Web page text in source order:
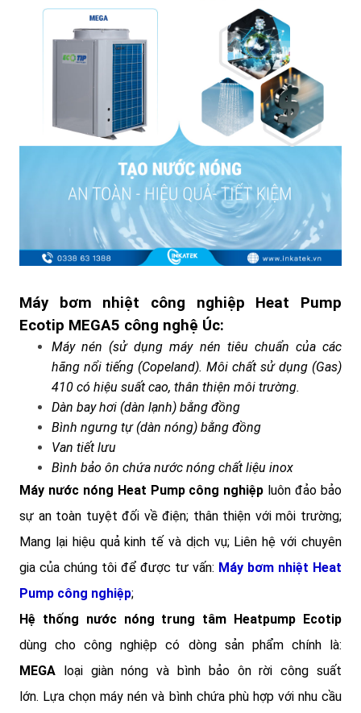
Máy bơm nhiệt công nghiệp Heat Pump
Ecotip MEGA5 công nghệ Úc:
Máy nén (sử dụng máy nén tiêu chuẩn của các
hãng nổi tiếng (Copeland). Môi chất sử dụng (Gas)
410 có hiệu suất cao, thân thiện môi trường.
Dàn bay hơi (dàn lạnh) bằng đồng
Bình ngưng tự (dàn nóng) bằng đồng
Van tiết lưu
Bình bảo ôn chứa nước nóng chất liệu inox
Máy nước nóng Heat Pump công nghiệp luôn đảo bảo
sự an toàn tuyệt đối về điện; thân thiện với môi trường;
Mang lại hiệu quả kinh tế và dịch vụ; Liên hệ với chuyên
gia của chúng tôi để được tư vấn: Máy bơm nhiệt Heat
Pump công nghiệp;
Hệ thống nước nóng trung tâm Heatpump Ecotip
dùng cho công nghiệp có dòng sản phẩm chính là:
MEGA loại giàn nóng và bình bảo ôn rời công suất
lớn. Lựa chọn máy nén và bình chứa phù hợp với nhu cầu